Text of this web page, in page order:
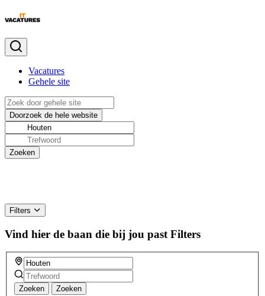
Vacatures
Gehele site
Filters
Vind hier de baan die bij jou past Filters
Zoeken Zoeken